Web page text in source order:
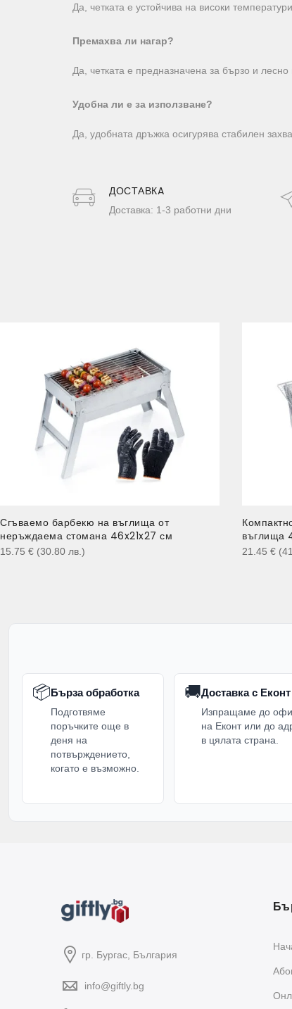
Да, четката е устойчива на високи
Премахва ли нагар?
Да, четката е предназначена за бързо и
Удобна ли е за използване?
Да, удобната дръжка осигурява стабилен
ДОСТАВКA
Доставка: 1-3 работни дни
Сгъваемо барбекю на въглища от
неръждаема стомана 46x21x27 см
15.75 € (30.80 лв. )
въглища
21.45 €
📦Бърза обработка
Подготвяме
поръчките още в
деня на
потвърждението,
когато е възможно.
🚚Доставка с Еконт
Изпращаме до
на Еконт или до
в цялата страна.
гр. Бургас, България
info@giftly.bg